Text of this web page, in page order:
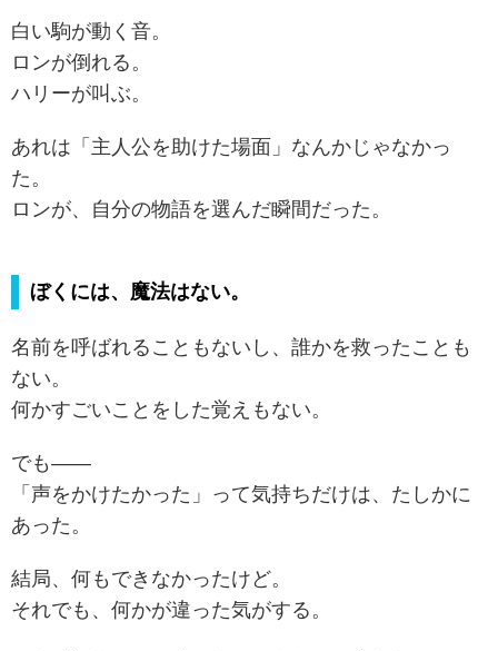
白い駒が動く音。
ロンが倒れる。
ハリーが叫ぶ。
あれは「主人公を助けた場面」なんかじゃなかっ
た。
ロンが、自分の物語を選んだ瞬間だった。
ぼくには、魔法はない。
名前を呼ばれることもないし、誰かを救ったことも
ない。
何かすごいことをした覚えもない。
でも――
「声をかけたかった」って気持ちだけは、たしかに
あった。
結局、何もできなかったけど。
それでも、何かが違った気がする。